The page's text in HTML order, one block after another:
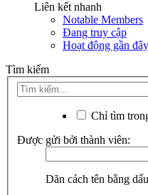
Liên kết nhanh
Notable Members
Đang truy cập
Hoạt động gần đây
Tìm kiếm
Chỉ tìm
Được gửi bởi thành viên:
Dãn cách tên bằng